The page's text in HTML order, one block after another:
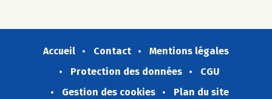
Accueil Contact
Mentions légales
Protection des données
CGU
Gestion des cookies
Plan du site